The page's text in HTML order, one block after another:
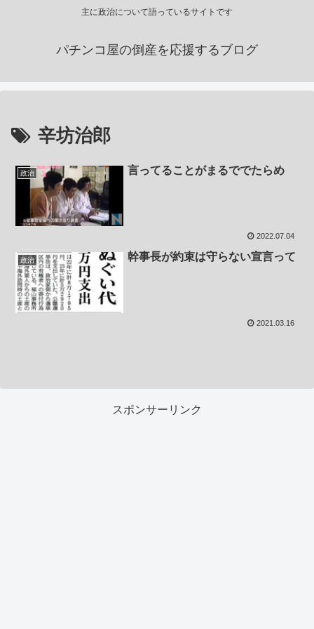
主に政治について語っているサイトです
パチンコ屋の倒産を応援するブログ
辛坊治郎
政治 言ってることがまるででたらめ
2022.07.04
政治 幹事長が約束は守らない宣言って
2021.03.16
スポンサーリンク